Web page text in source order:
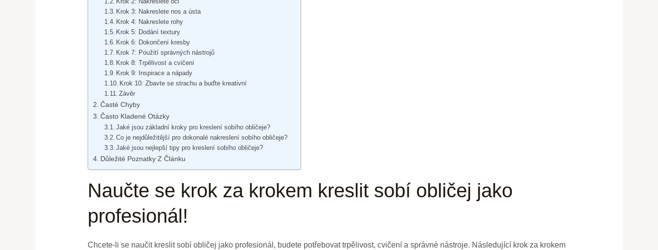
Krok 3: Nakreslete nos a ústa
Krok 4: Nakreslete rohy
Krok 5: Dodání textury
Krok 6: Dokončení kresby
Krok 7: Použití správných nástrojů
Krok 8: Trpělivost a cvičení
Krok 9: Inspirace a nápady
Krok 10: Zbavte se strachu a buďte kreativní
Závěr
Časté Chyby
Často Kladené Otázky
Jaké jsou základní kroky pro kreslení sobího obličeje?
Co je nejdůležitější pro dokonalé nakreslení sobího obličeje?
Jaké jsou nejlepší tipy pro kreslení sobího obličeje?
Důležité Poznatky Z Článku
Naučte se krok za krokem kreslit sobí obličej jako
profesionál!
Chcete-li se naučit kreslit sobí obličej jako profesionál, budete potřebovat trpělivost, cvičení a správné nástroje. Následující krok za krokem